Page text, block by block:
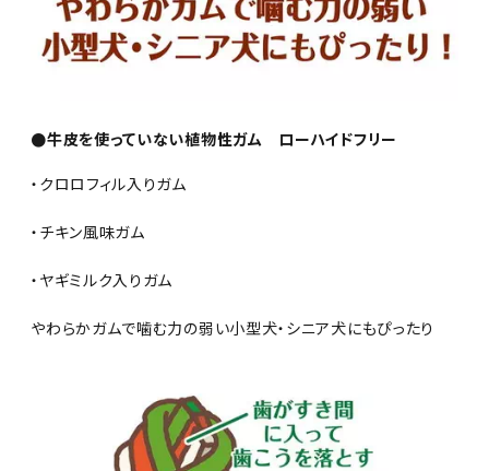
●牛皮を使っていない植物性ガム ローハイドフリー
・クロロフィル入りガム
・チキン風味ガム
・ヤギミルク入りガム
やわらかガムで噛む力の弱い小型犬・シニア犬にもぴったり